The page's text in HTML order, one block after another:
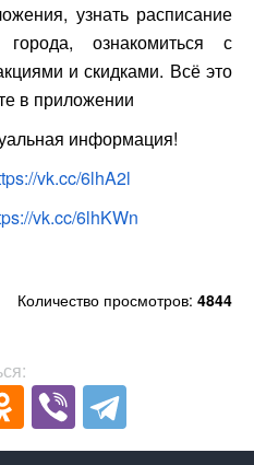
узнать расписание
ознакомиться с
и скидками. Всё это
в приложении
информация!
vk.cc/6lhA2l
vk.cc/6lhKWn
Количество просмотров: 4844